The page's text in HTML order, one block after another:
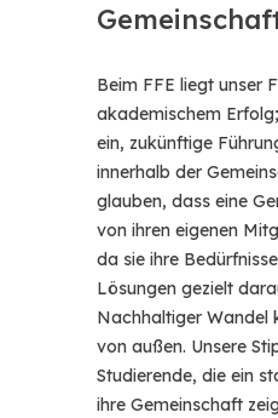
Beim FFE liegt unser
akademischem
ein, zukünftige
innerhalb der
glauben, dass eine
von ihren eigenen
da sie ihre
Lösungen gezielt
Nachhaltiger Wandel
von außen. Unsere
Studierende, die ein
ihre Gemeinschaft